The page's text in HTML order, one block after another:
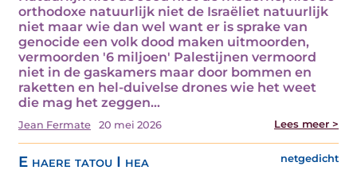
orthodoxe natuurlijk niet de Israëliet natuurlijk
niet maar wie dan wel want er is sprake van
genocide een volk dood maken uitmoorden,
vermoorden '6 miljoen' Palestijnen vermoord
niet in de gaskamers maar door bommen en
raketten en hel-duivelse drones wie het weet
die mag het zeggen…
Jean Fermate 20 mei 2026 Lees meer >
E haere tatou I hea netgedicht